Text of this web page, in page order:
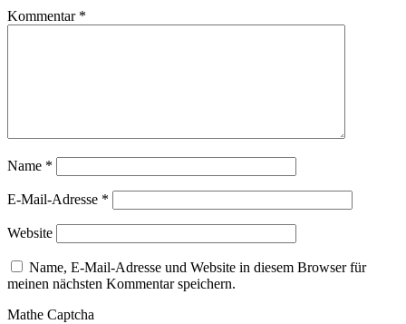
Kommentar *
Name *
E-Mail-Adresse *
Website
Name, E-Mail-Adresse und Website in diesem Browser für
meinen nächsten Kommentar speichern.
Mathe Captcha